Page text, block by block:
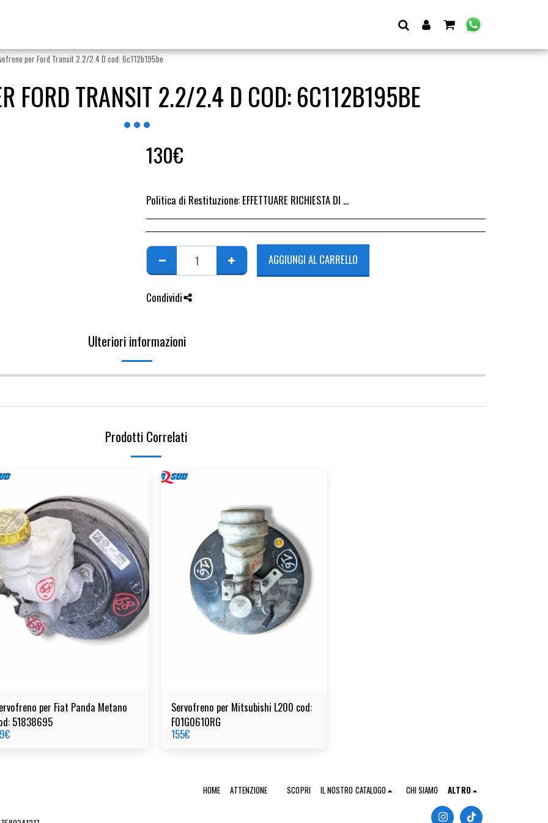
per Ford Transit 2.2/2.4 D cod: 6c112b195be
FORD TRANSIT 2.2/2.4 D COD: 6C112B195BE
130€
Politica di Restituzione: EFFETTUARE RICHIESTA DI RESO ENTRO 14 GIORNI DALL&#039;ACQUISTO DEL RICAMBIO, IL RIMBORSO VIENE EMESSO ALLA CONSEGNA DEL RICAMBIO IN SEDE.
AGGIUNGI AL CARRELLO
Condividi
Ulteriori informazioni
Prodotti Correlati
per Fiat Panda Metano
51838695
€
Servofreno per Mitsubishi L200 cod:
F01G0610RG
155€
HOME ATTENZIONE SCOPRI IL NOSTRO CATALOGO CHI SIAMO ALTRO